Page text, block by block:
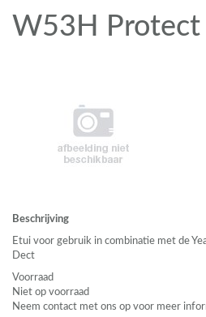
W53H Protect
Beschrijving
Etui voor gebruik in combinatie met de
Dect
Voorraad
Niet op voorraad
Neem contact met ons op voor meer